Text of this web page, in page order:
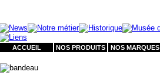
ACCUEIL NOS PRODUITS NOS MARQUES